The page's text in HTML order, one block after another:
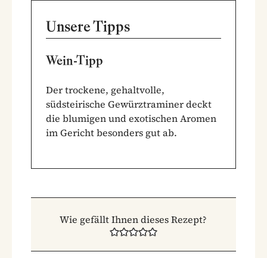
Unsere Tipps
Wein-Tipp
Der trockene, gehaltvolle,
südsteirische Gewürztraminer deckt
die blumigen und exotischen Aromen
im Gericht besonders gut ab.
Wie gefällt Ihnen dieses Rezept?